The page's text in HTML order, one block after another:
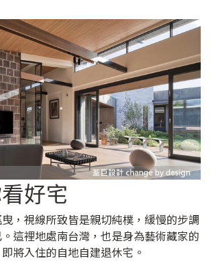
好宅
，視線所致皆是親切純樸，緩慢的步調
這裡地處南台灣，也是身為藝術藏家的
將入住的自地自建退休宅。